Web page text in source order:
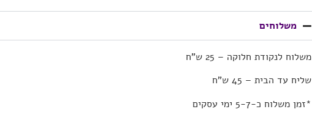
משלוחים
משלוח לנקודת חלוקה – 25 ש”ח
שליח עד הבית – 45 ש”ח
*זמן משלוח כ-5-7 ימי עסקים